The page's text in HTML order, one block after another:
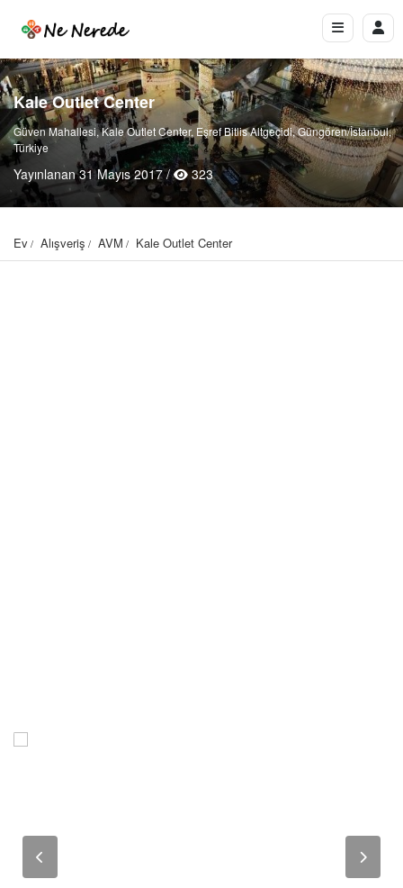
Kale Outlet Center
Güven Mahallesi, Kale Outlet Center, Eşref Bitlis Altgeçidi, Güngören/İstanbul,
Türkiye
Yayınlanan 31 Mayıs 2017 / 323
Ev Alışveriş AVM Kale Outlet Center